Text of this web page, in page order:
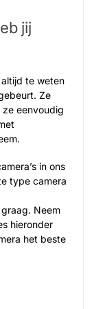
jij
altijd te weten
Ze
eenvoudig
in ons
type camera
Neem
hieronder
het beste